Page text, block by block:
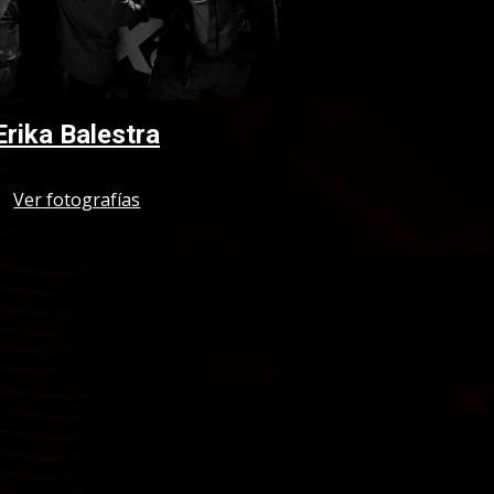
Balestra
Ver fotografías